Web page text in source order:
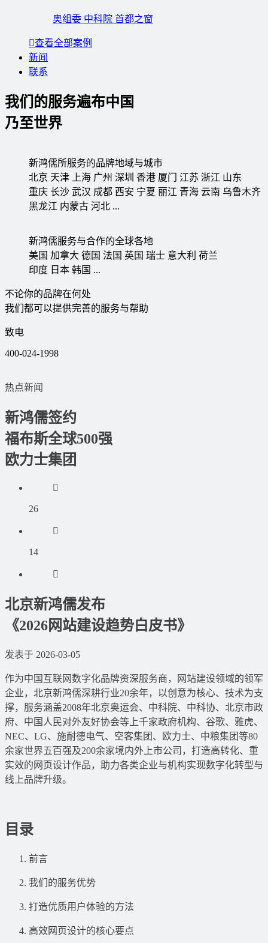
奥组委 中科院 首都之窗
查看全部案例
新闻
联系
我们的服务遍布中国
乃至世界
新鸿儒所服务的品牌地域与城市
北京 天津 上海 广州 深圳 香港 厦门 江苏 浙江 山东
重庆 长沙 武汉 成都 西安 宁夏 丽江 青海 云南 乌鲁木齐
黑龙江 内蒙古 河北 ...
新鸿儒服务与合作的全球各地
美国 加拿大 德国 法国 英国 瑞士 意大利 荷兰
印度 日本 韩国 ...
不论你的品牌在何处
我们都可以提供完善的服务与帮助
致电
400-024-1998
热点新闻
新鸿儒签约
福布斯全球500强
欧力士集团
26
14
北京新鸿儒发布
《2026网站建设趋势白皮书》
发表于 2026-03-05
作为中国互联网数字化品牌资深服务商，网站建设领域的领军
企业，北京新鸿儒深耕行业20余年，以创意为核心、技术为支
撑，服务涵盖2008年北京奥运会、中科院、中科协、北京市政
府、中国人民对外友好协会等上千家政府机构、谷歌、雅虎、
NEC、LG、施耐德电气、空客集团、欧力士、中粮集团等80
余家世界五百强及200余家境内外上市公司，打造高转化、重
实效的网页设计作品，助力各类企业与机构实现数字化转型与
线上品牌升级。
目录
前言
我们的服务优势
打造优质用户体验的方法
高效网页设计的核心要点